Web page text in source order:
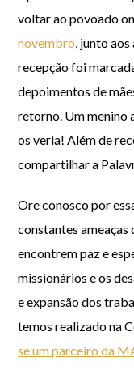
voltar ao povoado
novembro, junto aos
recepção foi
depoimentos de
retorno. Um menino
os veria! Além de
compartilhar a
Ore conosco por
constantes ameaças
encontrem paz e
missionários e os
e expansão dos
temos realizado na
se um parceiro da